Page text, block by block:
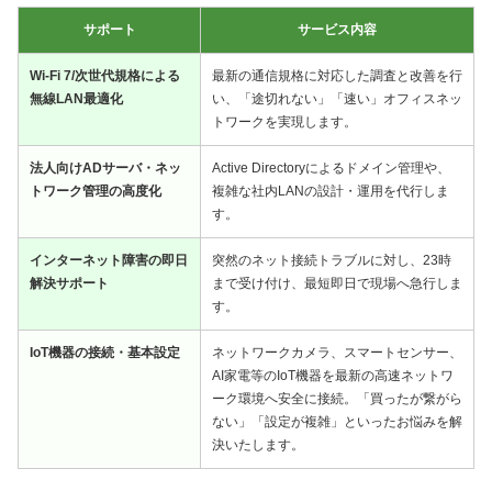
サポート サービス内容
Wi-Fi 7/次世代規格による
無線LAN最適化
最新の通信規格に対応した調査と改善を行
い、「途切れない」「速い」オフィスネッ
トワークを実現します。
法人向けADサーバ・ネッ
トワーク管理の高度化
Active Directoryによるドメイン管理や、
複雑な社内LANの設計・運用を代行しま
す。
インターネット障害の即日
解決サポート
突然のネット接続トラブルに対し、23時
まで受け付け、最短即日で現場へ急行しま
す。
IoT機器の接続・基本設定
ネットワークカメラ、スマートセンサー、
AI家電等のIoT機器を最新の高速ネットワ
ーク環境へ安全に接続。「買ったが繋がら
ない」「設定が複雑」といったお悩みを解
決いたします。